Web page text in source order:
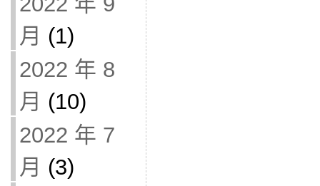
月 (1)
2022 年 8
月 (10)
2022 年 7
月 (3)